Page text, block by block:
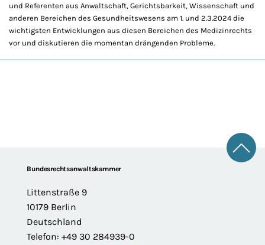
und Referenten aus Anwaltschaft, Gerichtsbarkeit, Wissenschaft und
anderen Bereichen des Gesundheitswesens am 1. und 2.3.2024 die
wichtigsten Entwicklungen aus diesen Bereichen des Medizinrechts
vor und diskutieren die momentan drängenden Probleme.
FooterBundesrechtsanwaltskammer
Littenstraße 9
10179 Berlin
Deutschland
Telefon: +49 30 284939-0